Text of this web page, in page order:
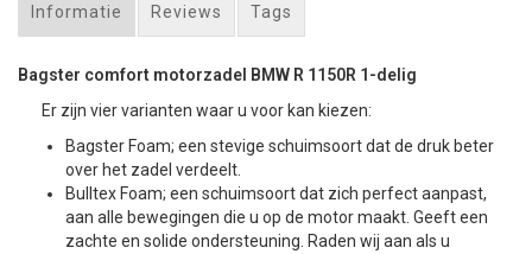
Informatie Reviews Tags
Bagster comfort motorzadel BMW R 1150R 1-delig
Er zijn vier varianten waar u voor kan kiezen:
Bagster Foam; een stevige schuimsoort dat de druk beter
over het zadel verdeelt.
Bulltex Foam; een schuimsoort dat zich perfect aanpast,
aan alle bewegingen die u op de motor maakt. Geeft een
zachte en solide ondersteuning. Raden wij aan als u